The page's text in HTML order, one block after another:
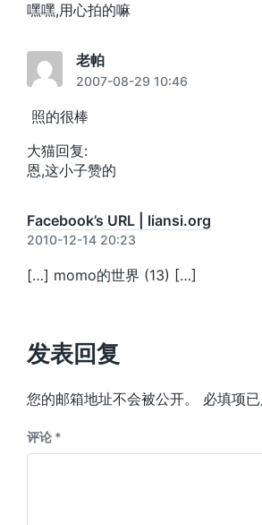
嘿嘿,用心拍的嘛
老帕
2007-08-29 10:46
照的很棒
大猫回复:
恩,这小子赞的
Facebook’s URL | liansi.org
2010-12-14 20:23
[…] momo的世界 (13) […]
发表回复
您的邮箱地址不会被公开。 必填项
评论 *